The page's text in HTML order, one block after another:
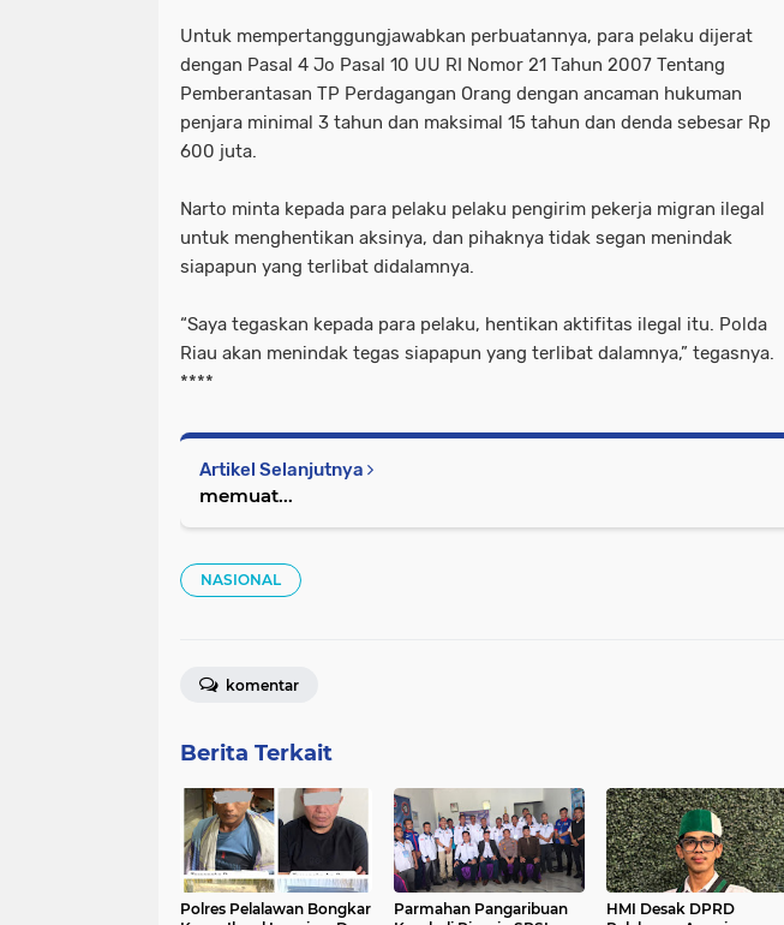
Untuk mempertanggungjawabkan perbuatannya, para pelaku dijerat
dengan Pasal 4 Jo Pasal 10 UU RI Nomor 21 Tahun 2007 Tentang
Pemberantasan TP Perdagangan Orang dengan ancaman hukuman
penjara minimal 3 tahun dan maksimal 15 tahun dan denda sebesar Rp
600 juta.
Narto minta kepada para pelaku pelaku pengirim pekerja migran ilegal
untuk menghentikan aksinya, dan pihaknya tidak segan menindak
siapapun yang terlibat didalamnya.
“Saya tegaskan kepada para pelaku, hentikan aktifitas ilegal itu. Polda
Riau akan menindak tegas siapapun yang terlibat dalamnya,” tegasnya.
****
Artikel Selanjutnya
memuat...
NASIONAL
komentar
Berita Terkait
Polres Pelalawan Bongkar
Parmahan Pangaribuan
HMI Desak DPRD